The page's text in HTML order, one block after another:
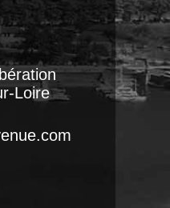
Loire